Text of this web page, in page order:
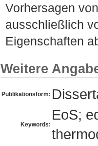
Vorhersagen
ausschließlich
Eigenschaften
Weitere
Publikationsform:
Keywords:
EoS;